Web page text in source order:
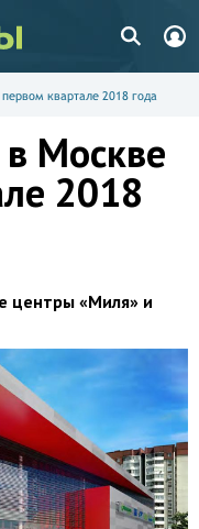
квартале 2018 года
Москве
2018
центры «Миля» и